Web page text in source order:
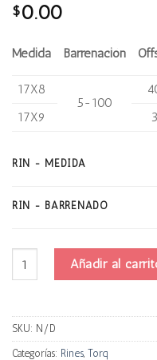
$0.00
Medida Barrenación
17X8
5-100
17X9
RIN - MEDIDA
RIN - BARRENADO
Torq W141c Progresivo
Añadir al
SKU: N/D
Categorías: Rines, Torq